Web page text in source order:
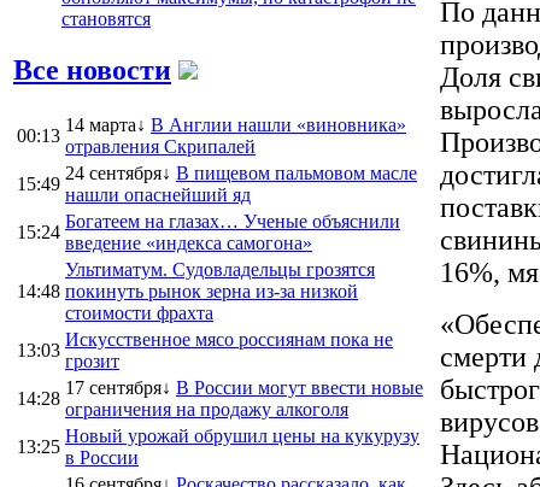
становятся
Все новости
00:13
14 марта↓ В Англии нашли «виновника»
отравления Скрипалей
15:49
24 сентября↓ В пищевом пальмовом масле
нашли опаснейший яд
15:24
Богатеем на глазах… Ученые объяснили
введение «индекса самогона»
14:48
Ультиматум. Судовладельцы грозятся
покинуть рынок зерна из-за низкой
стоимости фрахта
13:03
Искусственное мясо россиянам пока не
грозит
14:28
17 сентября↓ В России могут ввести новые
ограничения на продажу алкоголя
13:25
Новый урожай обрушил цены на кукурузу
в России
По
Доля
16%,
смерти